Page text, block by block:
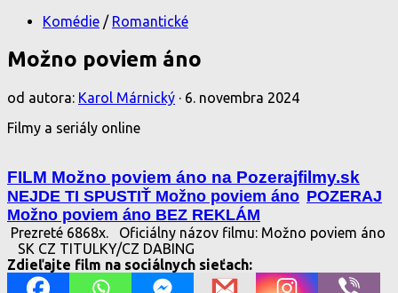
Komédie / Romantické
Možno poviem áno
od autora: Karol Márnický · 6. novembra 2024
Filmy a seriály online
FILM Možno poviem áno na Pozerajfilmy.sk
NEJDE TI SPUSTIŤ Možno poviem áno POZERAJ
Možno poviem áno BEZ REKLÁM
Prezreté 6868x.
Oficiálny názov filmu: Možno poviem áno
SK CZ TITULKY/CZ DABING
Zdieľajte film na sociálnych sieťach: